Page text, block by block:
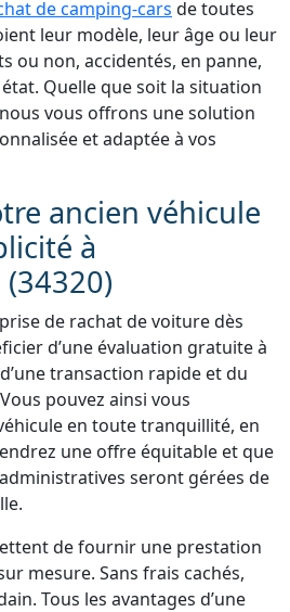
de camping-cars de toutes
leur modèle, leur âge ou leur
ou non, accidentés, en panne,
Quelle que soit la situation
vous offrons une solution
et adaptée à vos
ancien véhicule
à
de rachat de voiture dès
d’une évaluation gratuite à
transaction rapide et du
pouvez ainsi vous
en toute tranquillité, en
une offre équitable et que
seront gérées de
de fournir une prestation
mesure. Sans frais cachés,
Tous les avantages d’une